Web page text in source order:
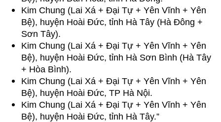
Kim Chung (Lai Xá + Đại Tự + Yên Vĩnh + Yên
Bệ), huyện Hoài Đức, tỉnh Hà Tây (Hà Đông +
Sơn Tây).
Kim Chung (Lai Xá + Đại Tự + Yên Vĩnh + Yên
Bệ), huyện Hoài Đức, tỉnh Hà Sơn Bình (Hà Tây
+ Hòa Bình).
Kim Chung (Lai Xá + Đại Tự + Yên Vĩnh + Yên
Bệ), huyện Hoài Đức, TP Hà Nội.
Kim Chung (Lai Xá + Đại Tự + Yên Vĩnh + Yên
Bệ), huyện Hoài Đức, tỉnh Hà Tây.”